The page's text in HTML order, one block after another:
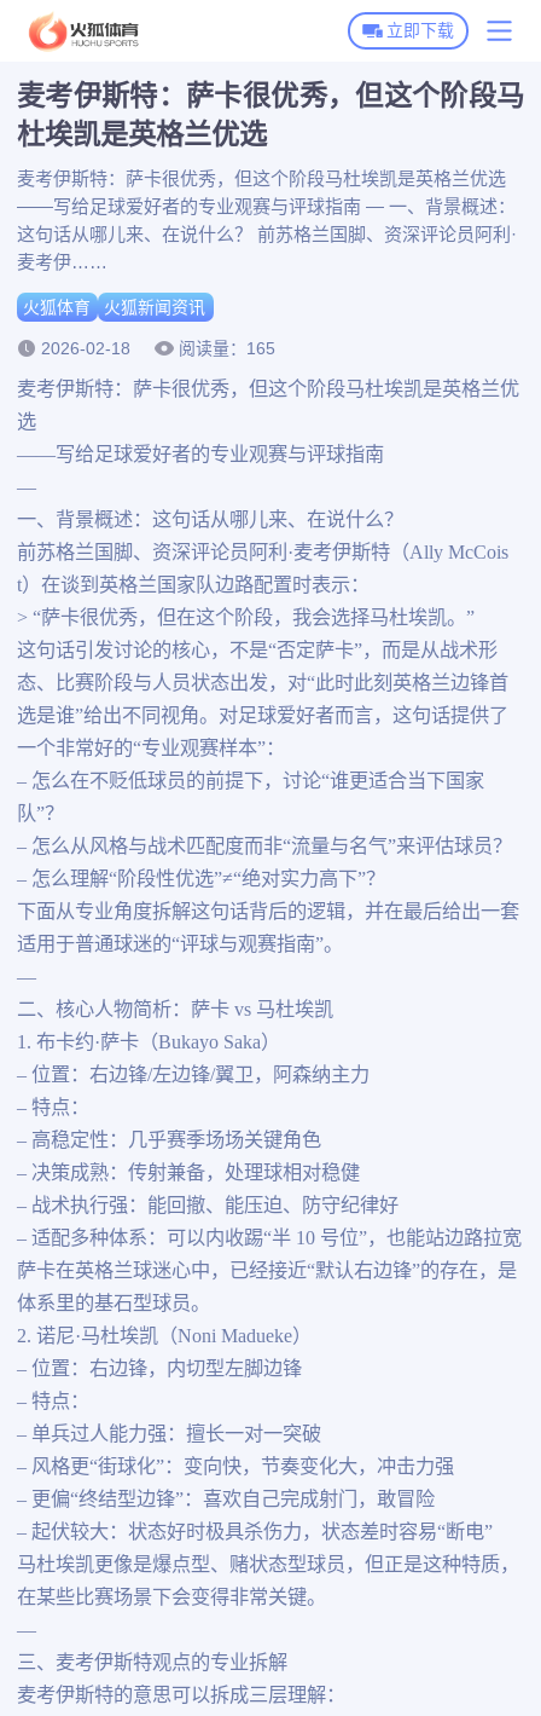
火狐体育首页
火狐全站APP下载
火狐体育APP下载
火狐体育动态
博彩平台推荐
立即下载
麦考伊斯特：萨卡很优秀，但这个阶段马
杜埃凯是英格兰优选
麦考伊斯特：萨卡很优秀，但这个阶段马杜埃凯是英格兰优选
——写给足球爱好者的专业观赛与评球指南 — 一、背景概述：
这句话从哪儿来、在说什么？ 前苏格兰国脚、资深评论员阿利·
麦考伊……
火狐体育 火狐新闻资讯
2026-02-18 阅读量：165
麦考伊斯特：萨卡很优秀，但这个阶段马杜埃凯是英格兰优
选
——写给足球爱好者的专业观赛与评球指南
—
一、背景概述：这句话从哪儿来、在说什么？
前苏格兰国脚、资深评论员阿利·麦考伊斯特（Ally McCois
t）在谈到英格兰国家队边路配置时表示：
> “萨卡很优秀，但在这个阶段，我会选择马杜埃凯。”
这句话引发讨论的核心，不是“否定萨卡”，而是从战术形
态、比赛阶段与人员状态出发，对“此时此刻英格兰边锋首
选是谁”给出不同视角。对足球爱好者而言，这句话提供了
一个非常好的“专业观赛样本”：
– 怎么在不贬低球员的前提下，讨论“谁更适合当下国家
队”？
– 怎么从风格与战术匹配度而非“流量与名气”来评估球员？
– 怎么理解“阶段性优选”≠“绝对实力高下”？
下面从专业角度拆解这句话背后的逻辑，并在最后给出一套
适用于普通球迷的“评球与观赛指南”。
—
二、核心人物简析：萨卡 vs 马杜埃凯
1. 布卡约·萨卡（Bukayo Saka）
– 位置：右边锋/左边锋/翼卫，阿森纳主力
– 特点：
– 高稳定性：几乎赛季场场关键角色
– 决策成熟：传射兼备，处理球相对稳健
– 战术执行强：能回撤、能压迫、防守纪律好
– 适配多种体系：可以内收踢“半 10 号位”，也能站边路拉宽
萨卡在英格兰球迷心中，已经接近“默认右边锋”的存在，是
体系里的基石型球员。
2. 诺尼·马杜埃凯（Noni Madueke）
– 位置：右边锋，内切型左脚边锋
– 特点：
– 单兵过人能力强：擅长一对一突破
– 风格更“街球化”：变向快，节奏变化大，冲击力强
– 更偏“终结型边锋”：喜欢自己完成射门，敢冒险
– 起伏较大：状态好时极具杀伤力，状态差时容易“断电”
马杜埃凯更像是爆点型、赌状态型球员，但正是这种特质，
在某些比赛场景下会变得非常关键。
—
三、麦考伊斯特观点的专业拆解
麦考伊斯特的意思可以拆成三层理解：